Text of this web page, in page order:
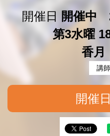
開催日
開催中
第3水曜
香
講
開催